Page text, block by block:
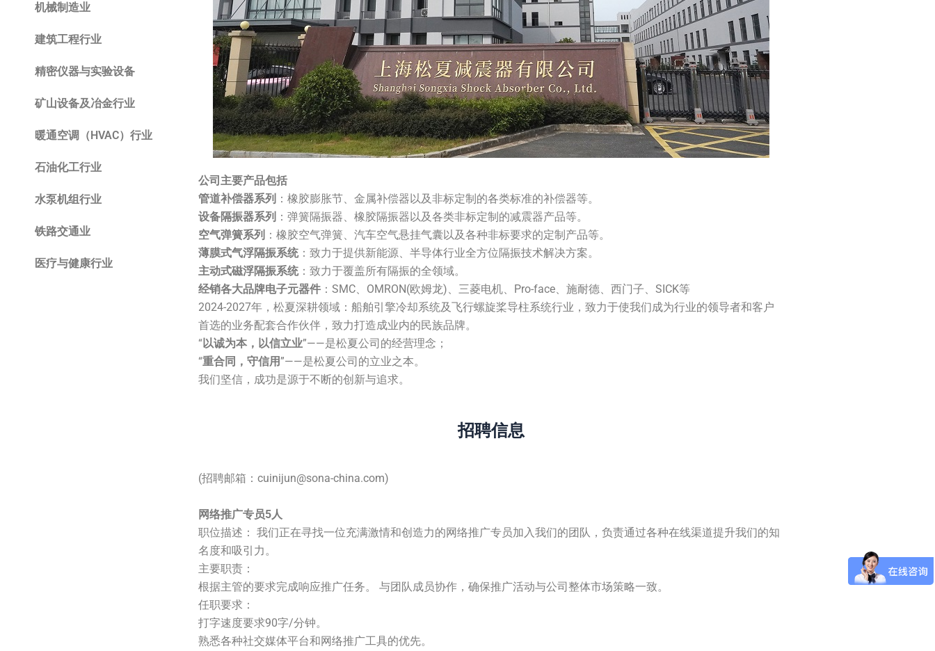
机械制造业
建筑工程行业
精密仪器与实验设备
矿山设备及冶金行业
暖通空调（HVAC）行业
石油化工行业
水泵机组行业
铁路交通业
医疗与健康行业
公司主要产品包括
管道补偿器系列 ：橡胶膨胀节、金属补偿器以及非标定制的各类标准的补偿器等。
设备隔振器系列 ：弹簧隔振器、橡胶隔振器以及各类非标定制的减震器产品等。
空气弹簧系列 ：橡胶空气弹簧、汽车空气悬挂气囊以及各种非标要求的定制产品等。
薄膜式气浮隔振系统：致力于提供新能源、半导体行业全方位隔振技术解决方案。
主动式磁浮隔振系统：致力于覆盖所有隔振的全领域。
经销各大品牌电子元器件：SMC、OMRON(欧姆龙)、三菱电机、Pro-face、施耐德、西门子、SICK等
2024-2027年，松夏深耕领域：船舶引擎冷却系统及飞行螺旋桨导柱系统行业，致力于使我们成为行业的领导者和客户
首选的业务配套合作伙伴，致力打造成业内的民族品牌。
“以诚为本，以信立业”——是松夏公司的经营理念；
“重合同，守信用”——是松夏公司的立业之本。
我们坚信，成功是源于不断的创新与追求。
招聘信息
(招聘邮箱：cuinijun@sona-china.com)
网络推广专员5人
职位描述： 我们正在寻找一位充满激情和创造力的网络推广专员加入我们的团队，负责通过各种在线渠道提升我们的知
名度和吸引力。
主要职责：
根据主管的要求完成响应推广任务。 与团队成员协作，确保推广活动与公司整体市场策略一致。
任职要求：
打字速度要求90字/分钟。
熟悉各种社交媒体平台和网络推广工具的优先。